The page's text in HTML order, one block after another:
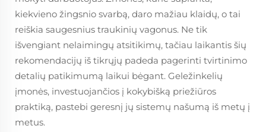
kiekvieno žingsnio svarbą, daro mažiau klaidų, o tai
reiškia saugesnius traukinių vagonus. Ne tik
išvengiant nelaimingų atsitikimų, tačiau laikantis šių
rekomendacijų iš tikrųjų padeda pagerinti tvirtinimo
detalių patikimumą laikui bėgant. Geležinkelių
įmonės, investuojančios į kokybišką priežiūros
praktiką, pastebi geresnį jų sistemų našumą iš metų į
metus.